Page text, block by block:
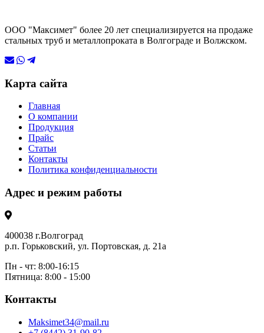
ООО "Максимет" более 20 лет специализируется на продаже
стальных труб и металлопроката в Волгограде и Волжском.
Карта сайта
Главная
О компании
Продукция
Прайс
Статьи
Контакты
Политика конфиденциальности
Адрес и режим работы
400038 г.Волгоград
р.п. Горьковский, ул. Портовская, д. 21а
Пн - чт: 8:00-16:15
Пятница: 8:00 - 15:00
Контакты
Maksimet34@mail.ru